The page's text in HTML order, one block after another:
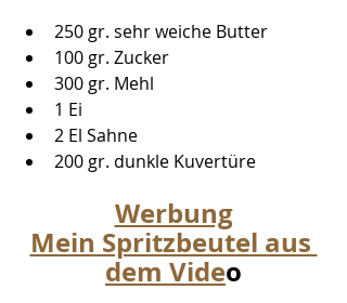
250 gr. sehr weiche Butter
100 gr. Zucker
300 gr. Mehl
1 Ei
2 El Sahne
200 gr. dunkle Kuvertüre
Werbung
Mein Spritzbeutel aus
dem Video